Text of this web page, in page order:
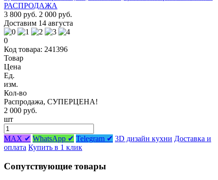
РАСПРОДАЖА
3 800 руб. 2 000 руб.
Доставим 14 августа
0
Код товара: 241396
Товар
Цена
Ед.
изм.
Кол-во
Распродажа, СУПЕРЦЕНА!
2 000 руб.
шт
MAX ✔ WhatsApp ✔ Telegram ✔ 3D дизайн кухни Доставка и
оплата Купить в 1 клик
Сопутствующие товары